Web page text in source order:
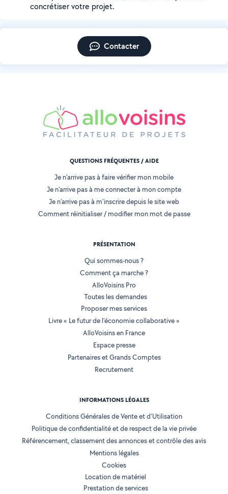
concrétiser votre projet.
Contacter
QUESTIONS FRÉQUENTES / AIDE
Je n'arrive pas à faire vérifier mon mobile
Je n'arrive pas à me connecter à mon compte
Je n'arrive pas à m'inscrire depuis le site web
Comment réinitialiser / modifier mon mot de passe
PRÉSENTATION
Qui sommes-nous ?
Comment ça marche ?
AlloVoisins Pro
Toutes les demandes
Proposer mes services
Livre « Le futur de l'économie collaborative »
AlloVoisins en France
Espace presse
Partenaires et Grands Comptes
Recrutement
INFORMATIONS LÉGALES
Conditions Générales de Vente et d'Utilisation
Politique de confidentialité et de respect de la vie privée
Référencement, classement des annonces et contrôle des avis
Mentions légales
Cookies
Location de matériel
Prestation de services